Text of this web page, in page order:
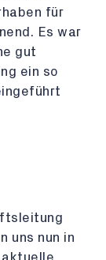
für
Es war
gut
ein so
uns nun in
aktuelle